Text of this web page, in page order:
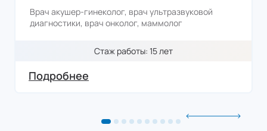
Врач акушер-гинеколог, врач ультразвуковой
диагностики, врач онколог, маммолог
Стаж работы: 15 лет
Подробнее